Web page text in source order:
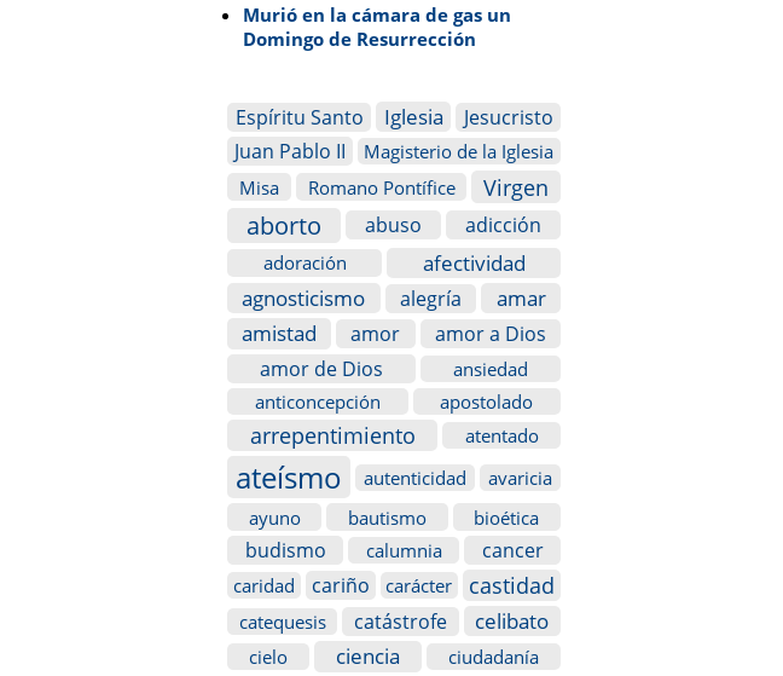
Murió en la cámara de gas un
Domingo de Resurrección
Espíritu Santo Iglesia
Jesucristo
Juan Pablo II
Magisterio de la Iglesia
Misa
Romano Pontífice Virgen
aborto abuso adicción
adoración
afectividad
agnosticismo
alegría
amar
amistad
amor
amor a Dios
amor de Dios
ansiedad
anticoncepción
apostolado
arrepentimiento atentado
ateísmo autenticidad
avaricia
ayuno
bautismo bioética
budismo calumnia cancer
caridad cariño carácter castidad
catequesis catástrofe celibato
cielo ciencia
ciudadanía